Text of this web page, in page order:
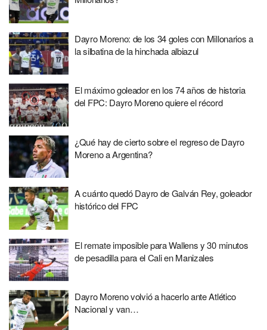
Dayro Moreno: de los 34 goles con Millonarios a
la silbatina de la hinchada albiazul
El máximo goleador en los 74 años de historia
del FPC: Dayro Moreno quiere el récord
¿Qué hay de cierto sobre el regreso de Dayro
Moreno a Argentina?
A cuánto quedó Dayro de Galván Rey, goleador
histórico del FPC
El remate imposible para Wallens y 30 minutos
de pesadilla para el Cali en Manizales
Dayro Moreno volvió a hacerlo ante Atlético
Nacional y van…